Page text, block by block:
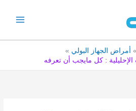
أمراض الجهاز البولي
: كل مايجب أن تعرفه